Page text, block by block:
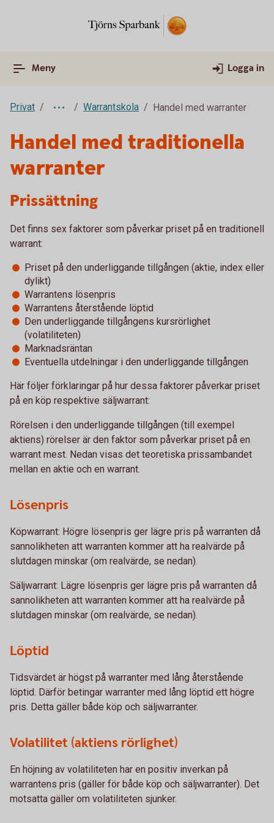
Meny Logga in
Privat Warrantskola Handel med warranter
Handel med traditionella
warranter
Prissättning
Det finns sex faktorer som påverkar priset på en traditionell
warrant:
Priset på den underliggande tillgången (aktie, index eller
dylikt)
Warrantens lösenpris
Warrantens återstående löptid
Den underliggande tillgångens kursrörlighet
(volatiliteten)
Marknadsräntan
Eventuella utdelningar i den underliggande tillgången
Här följer förklaringar på hur dessa faktorer påverkar priset
på en köp respektive säljwarrant:
Rörelsen i den underliggande tillgången (till exempel
aktiens) rörelser är den faktor som påverkar priset på en
warrant mest. Nedan visas det teoretiska prissambandet
mellan en aktie och en warrant.
Lösenpris
Köpwarrant: Högre lösenpris ger lägre pris på warranten då
sannolikheten att warranten kommer att ha realvärde på
slutdagen minskar (om realvärde, se nedan).
Säljwarrant: Lägre lösenpris ger lägre pris på warranten då
sannolikheten att warranten kommer att ha realvärde på
slutdagen minskar (om realvärde, se nedan).
Löptid
Tidsvärdet är högst på warranter med lång återstående
löptid. Därför betingar warranter med lång löptid ett högre
pris. Detta gäller både köp och säljwarranter.
Volatilitet (aktiens rörlighet)
En höjning av volatiliteten har en positiv inverkan på
warrantens pris (gäller för både köp och säljwarranter). Det
motsatta gäller om volatiliteten sjunker.